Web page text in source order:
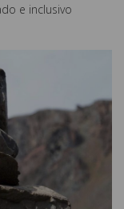
e inclusivo